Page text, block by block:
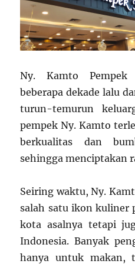
Ny. Kamto
beberapa dekade lalu
turun-temurun
pempek Ny. Kamto
berkualitas dan
sehingga menciptakan
Seiring waktu, Ny.
salah satu ikon kuliner
kota asalnya tetapi
Indonesia. Banyak
hanya untuk makan,